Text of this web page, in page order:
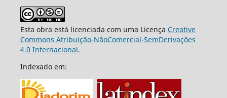
Esta obra está licenciada com uma Licença Creative
Commons Atribuição-NãoComercial-SemDerivações
4.0 Internacional.
Indexado em: